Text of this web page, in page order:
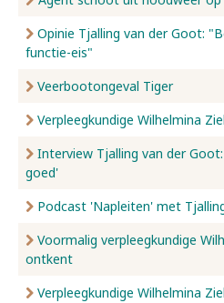
Opinie Tjalling van der Goot:
functie-eis"
Veerbootongeval Tiger
Verpleegkundige Wilhelmina
Interview Tjalling van der
goed'
Podcast 'Napleiten' met
Voormalig verpleegkundige
ontkent
Verpleegkundige Wilhelmina